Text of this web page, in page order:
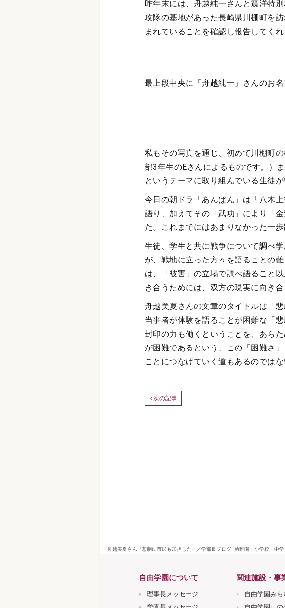
昨年末には、舟越純一さんと震洋特
攻隊の基地があった長崎県川棚町を
まれていることを確認し報告してくれ
最上段中央に「舟越純一」さんのお名
私もその写真を通じ、初めて川棚町
部3年生のEさんによるものです。）
というテーマに取り組んでいる生徒が
今日の朝ドラ「あんぱん」は「八木
語り、加えてその「武功」により「
た。これまでにはあまりなかった一
生徒、学生と共に戦争について調べ
が、戦地に立った方々を語ることの
は、「被害」の立場で調べ語ること
き合うためには、双方の現実に向き
舟越美夏さんの文章のタイトルは「
当事者が体験を語ることが困難な「
封印の力も働くということを、あら
が困難であるという、この「困難さ
ことにつなげていく道もあるのではな
< 次の記事
舟越美夏さん「悲劇に市民も加担した」／学部長ブログ - 幼稚園・小学校・中
自由学園について
理事長メッセージ
関連施設・事
自由学園みら